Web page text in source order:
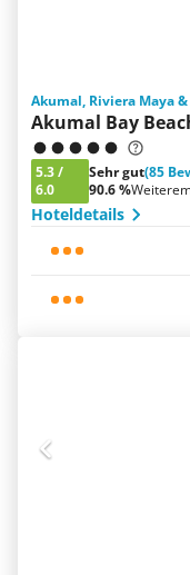
Akumal, Riviera Maya
Akumal Bay
5.3/
6.0
Sehr gut(85
90.6 %
Hoteldetails